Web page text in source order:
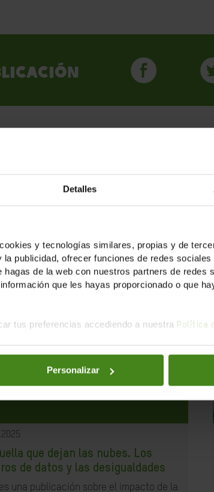
Detalles
y tecnologías similares, propias y de
publicidad, ofrecer funciones de redes
de la web con nuestros partners de redes
que les hayas proporcionado o que
tus preferencias accediendo a nuestra Política
Personalizar
que dejan las nubes. Los
de datos y las desigualdades
una publicación sobre el impacto de la